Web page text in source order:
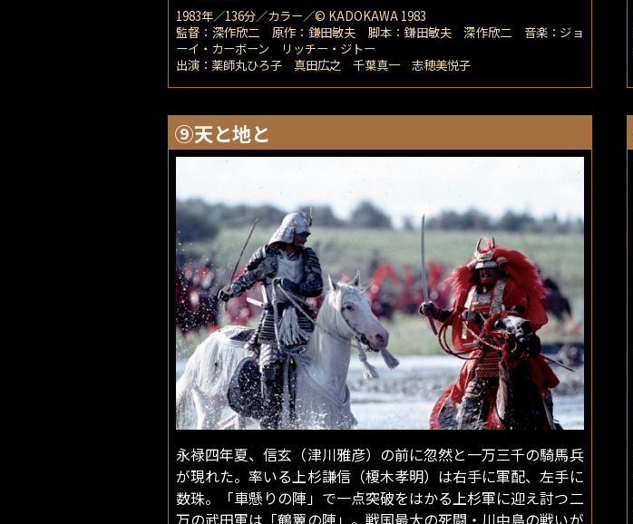
1983年／136分／カラー／© KADOKAWA 1983
監督：深作欣二 原作：鎌田敏夫 脚本：鎌田敏夫 深作欣二 音楽：ジョ
ーイ・カーボーン リッチー・ジトー
出演：薬師丸ひろ子 真田広之 千葉真一 志穂美悦子
⑨天と地と
永禄四年夏、信玄（津川雅彦）の前に忽然と一万三千の騎馬兵
が現れた。率いる上杉謙信（榎木孝明）は右手に軍配、左手に
数珠。「車懸りの陣」で一点突破をはかる上杉軍に迎え討つ二
万の武田軍は「鶴翼の陣」。戦国最大の死闘・川中島の戦いが